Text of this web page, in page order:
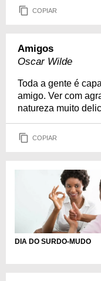
COPIAR
Amigos
Oscar Wilde
Toda a gente é
amigo. Ver com
natureza muito
COPIAR
DIA DO SURDO-MUDO